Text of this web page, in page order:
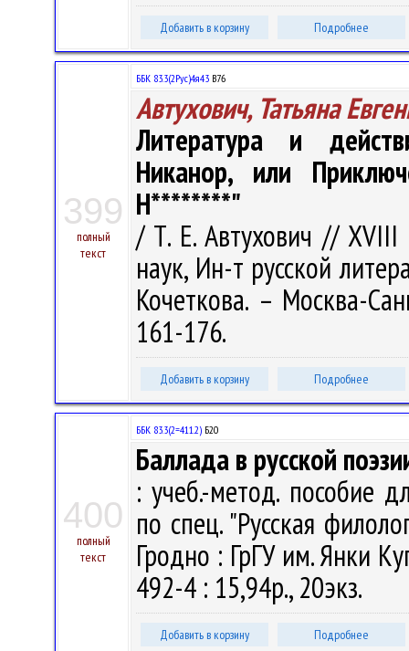
Добавить в корзину Подробнее
399
полный
текст
ББК 83.3(2Рус)4я43 В76
Автухович, Татьяна
Литература и
Никанор, или
Н********"
/ Т. Е. Автухович // XVIII
наук, Ин-т русской
Кочеткова. – Москва-
161-176.
Добавить в корзину Подробнее
400
полный
текст
ББК 83.3(2=411.2) Б20
Баллада в русской
: учеб.-метод. пособие
по спец. "Русская
Гродно : ГрГУ им. Янки
492-4 : 15,94р., 20экз.
Добавить в корзину Подробнее